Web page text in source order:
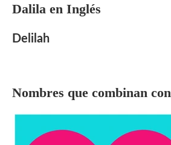
Dalila en Inglés
Delilah
Nombres que combinan con